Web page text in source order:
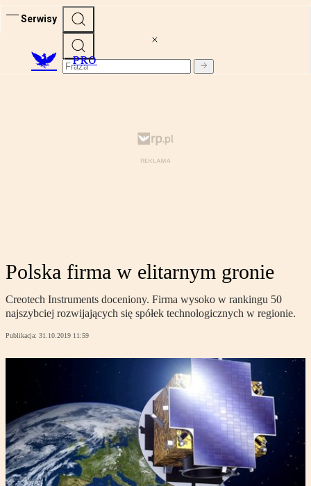
Serwisy
PRO
Polska firma w elitarnym gronie
Creotech Instruments doceniony. Firma wysoko w rankingu 50
najszybciej rozwijających się spółek technologicznych w regionie.
Publikacja: 31.10.2019 11:59